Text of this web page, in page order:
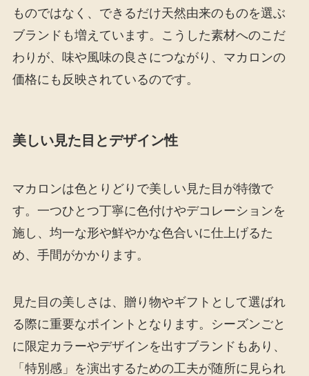
ものではなく、できるだけ天然由来のものを選ぶ
ブランドも増えています。こうした素材へのこだ
わりが、味や風味の良さにつながり、マカロンの
価格にも反映されているのです。
美しい見た目とデザイン性
マカロンは色とりどりで美しい見た目が特徴で
す。一つひとつ丁寧に色付けやデコレーションを
施し、均一な形や鮮やかな色合いに仕上げるた
め、手間がかかります。
見た目の美しさは、贈り物やギフトとして選ばれ
る際に重要なポイントとなります。シーズンごと
に限定カラーやデザインを出すブランドもあり、
「特別感」を演出するための工夫が随所に見られ